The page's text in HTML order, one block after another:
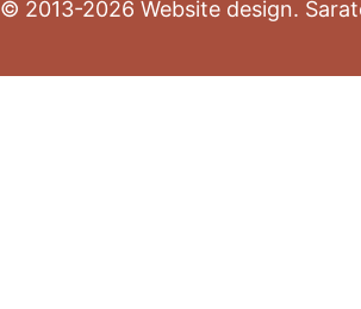
© 2013-2026 Website design.